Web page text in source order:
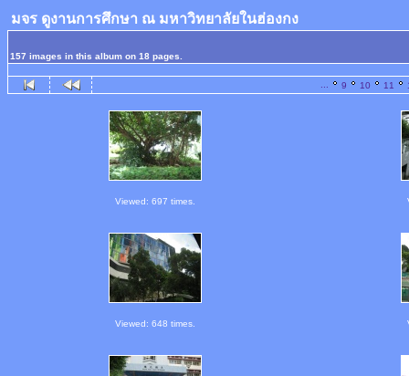
มจร ดูงานการศึกษา ณ มหาวิทยาลัยในฮ่องกง
157 images in this album on 18 pages.
9 10 11
Viewed: 697 times.
Viewed: 648 times.